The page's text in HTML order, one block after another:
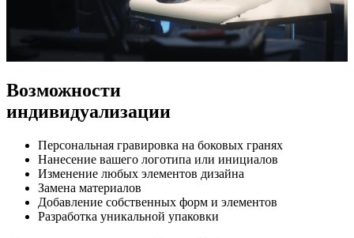
Возможности
индивидуализации
Персональная гравировка на боковых гранях
Нанесение вашего логотипа или инициалов
Изменение любых элементов дизайна
Замена материалов
Добавление собственных форм и элементов
Разработка уникальной упаковки